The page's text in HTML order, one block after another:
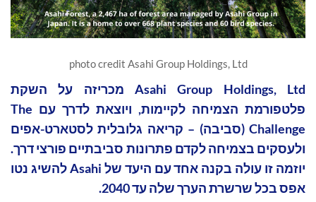
photo credit Asahi Group Holdings, Ltd
Asahi Group Holdings, Ltd מכריזה על השקת
פלטפורמת הצמיחה לקיימות, ויוצאת לדרך עם The
Challenge (סביבה) – קריאה גלובלית לסטארט-אפים
ולעסקים בצמיחה לקדם פתרונות סביבתיים פורצי דרך.
יוזמה זו עולה בקנה אחד עם היעד של Asahi להשיג נטו
אפס בכל שרשרת הערך שלה עד 2040.